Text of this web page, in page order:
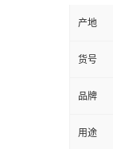
产地
货号
品牌
用途